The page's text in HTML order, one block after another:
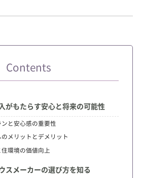
Contents
がもたらす安心と将来の可能性
と安心感の重要性
メリットとデメリット
環境の価値向上
スメーカーの選び方を知る